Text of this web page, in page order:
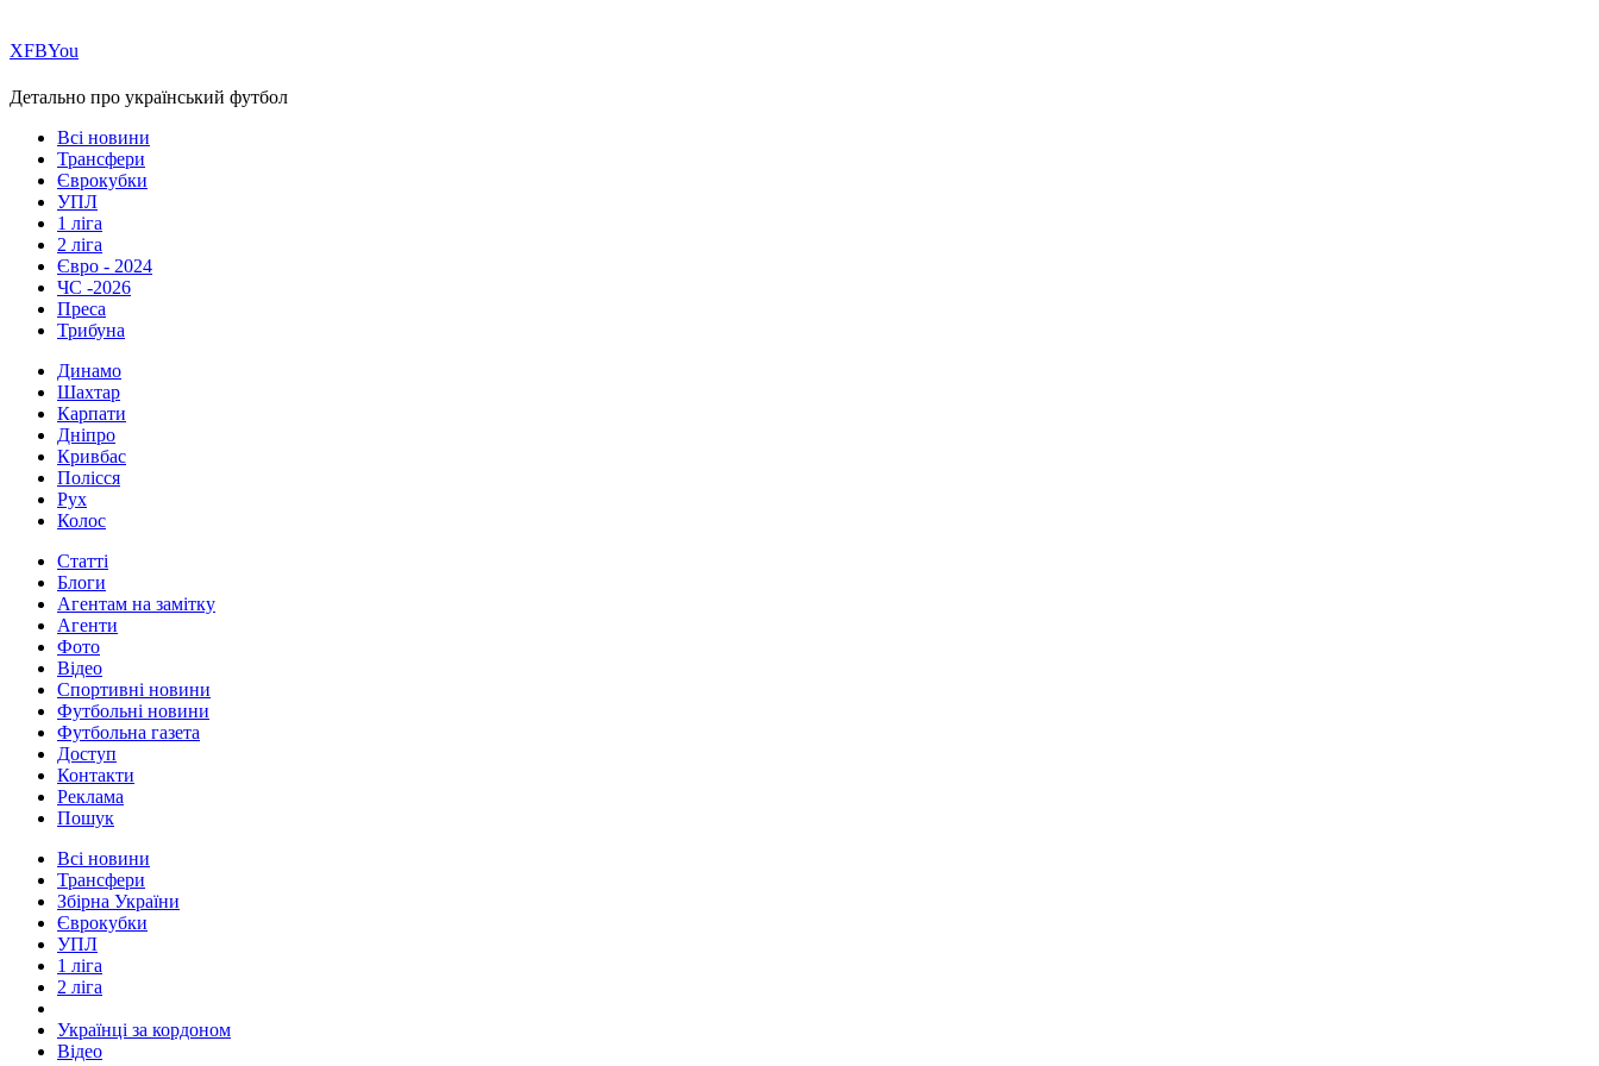
ХFBYou
Детально про український футбол
Всі новини
Трансфери
Єврокубки
УПЛ
1 ліга
2 ліга
Євро - 2024
ЧС -2026
Преса
Трибуна
Динамо
Шахтар
Карпати
Дніпро
Кривбас
Полісся
Рух
Колос
Статті
Блоги
Агентам на замітку
Агенти
Фото
Відео
Спортивні новини
Футбольні новини
Футбольна газета
Доступ
Контакти
Реклама
Пошук
Всі новини
Трансфери
Збірна України
Єврокубки
УПЛ
1 ліга
2 ліга
Українці за кордоном
Відео